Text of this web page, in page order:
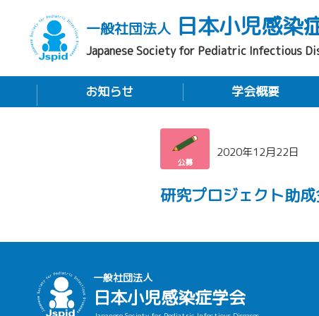
一般社団法人 日本小児感染
Japanese Society for Pediatric Infectious
お知らせ 学会概要
公募
2020年12月22日
研究プロジェクト助
一般社団法人
日本小児感染症学会